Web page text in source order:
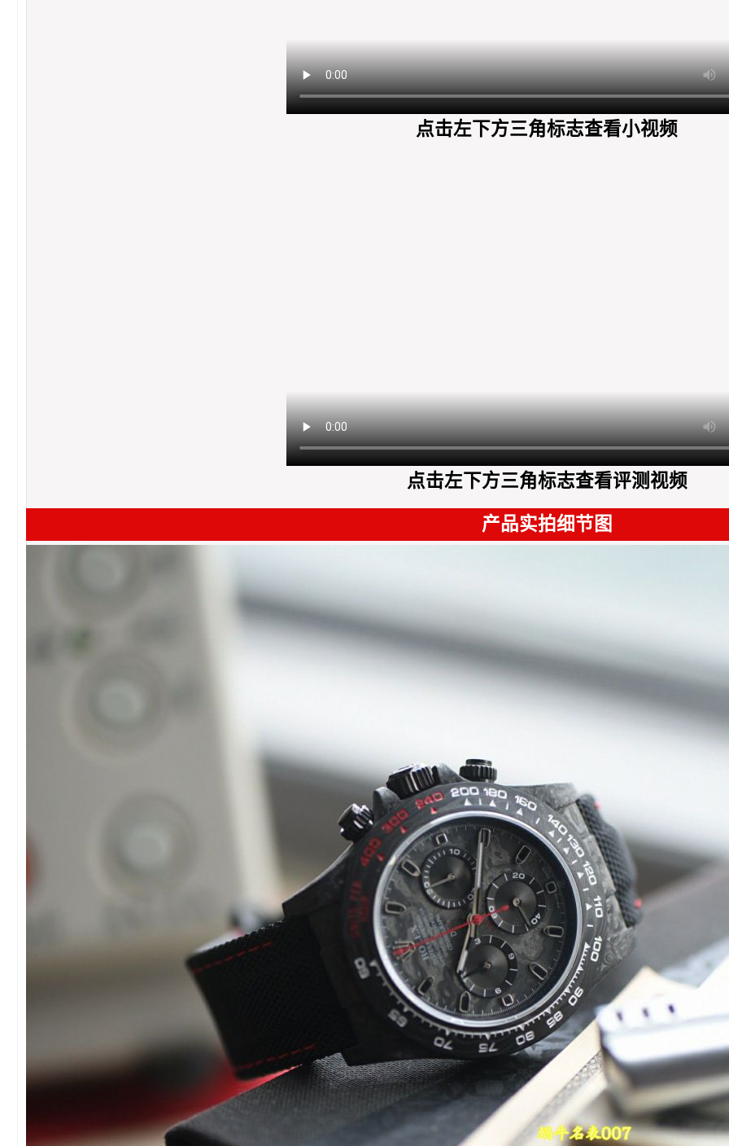
点击左下方三角标志查看小视频
点击左下方三角标志查看评测视频
产品实拍细节图